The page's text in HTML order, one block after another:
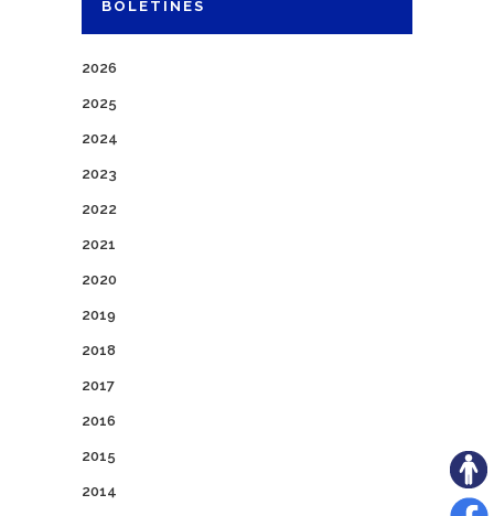
BOLETINES
2026
2025
2024
2023
2022
2021
2020
2019
2018
2017
2016
2015
2014